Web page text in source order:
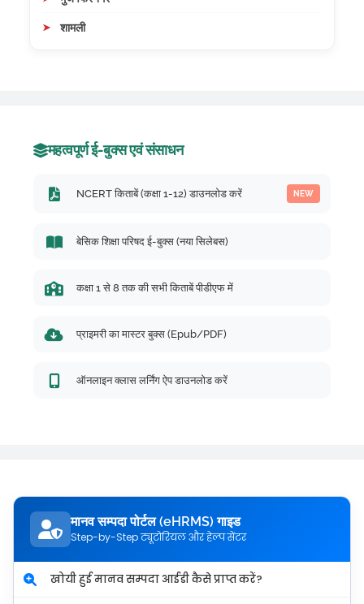
शामली
महत्वपूर्ण ई-बुक्स एवं संसाधन
NCERT किताबें (कक्षा 1-12) डाउनलोड करें NEW
बेसिक शिक्षा परिषद ई-बुक्स (नया सिलेबस)
कक्षा 1 से 8 तक की सभी किताबें पीडीएफ में
प्राइमरी का मास्टर बुक्स (Epub/PDF)
ऑनलाइन क्लास लर्निंग ऐप डाउनलोड करें
मानव सम्पदा पोर्टल (eHRMS) गाइड
Step-by-Step ट्यूटोरियल और हेल्प सेंटर
खोयी हुई मानव सम्पदा आईडी कैसे प्राप्त करें?